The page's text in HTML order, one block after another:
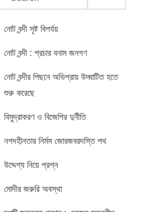
নোট বন্দী সৃষ্ট বিপর্যয়
নোট বন্দী : প্রচার বনাম জনগণ
নোট বন্দীর পিছনে অভিপ্রায় উদ্ঘাটিত হতে
শুরু করেছে
বিমুদ্রাকরণ ও বিজেপির দুর্নীতি
নগদহীনতার নির্মম জোরজবরদস্তি পথ
উদ্দেশ্য নিয়ে প্রশ্ন
মোদীর জরুরি অবস্থা